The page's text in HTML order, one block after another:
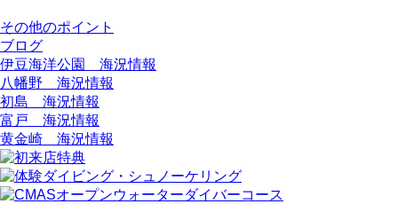
その他のポイント
ブログ
伊豆海洋公園 海況情報
八幡野 海況情報
初島 海況情報
富戸 海況情報
黄金崎 海況情報